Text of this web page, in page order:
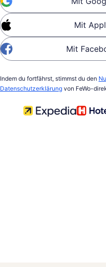
Mit
Mit
Indem du fortfährst, stimmst du den
Datenschutzerklärung von FeWo-